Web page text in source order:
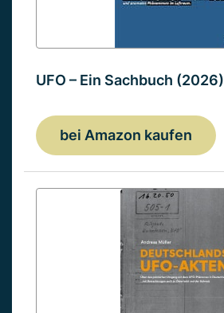
UFO – Ein Sachbuch (2026)
bei Amazon kaufen